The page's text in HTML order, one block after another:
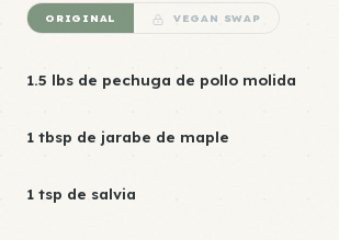
ORIGINAL VEGAN SWAP
1.5 lbs de pechuga de pollo molida
1 tbsp de jarabe de maple
1 tsp de salvia